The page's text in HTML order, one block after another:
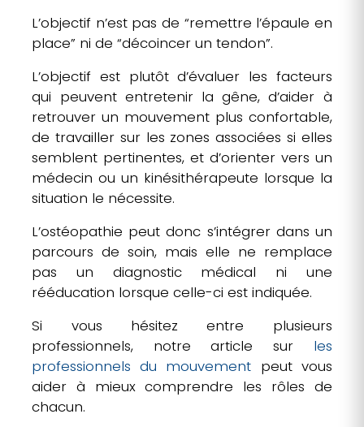
L’objectif n’est pas de “remettre l’épaule en
place” ni de “décoincer un tendon”.
L’objectif est plutôt d’évaluer les facteurs
qui peuvent entretenir la gêne, d’aider à
retrouver un mouvement plus confortable,
de travailler sur les zones associées si elles
semblent pertinentes, et d’orienter vers un
médecin ou un kinésithérapeute lorsque la
situation le nécessite.
L’ostéopathie peut donc s’intégrer dans un
parcours de soin, mais elle ne remplace
pas un diagnostic médical ni une
rééducation lorsque celle-ci est indiquée.
Si vous hésitez entre plusieurs
professionnels, notre article sur les
professionnels du mouvement peut vous
aider à mieux comprendre les rôles de
chacun.